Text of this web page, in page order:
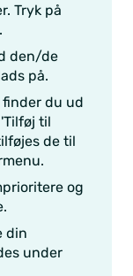
Tryk på
den/de
på.
du ud
til
de til
og
din
under